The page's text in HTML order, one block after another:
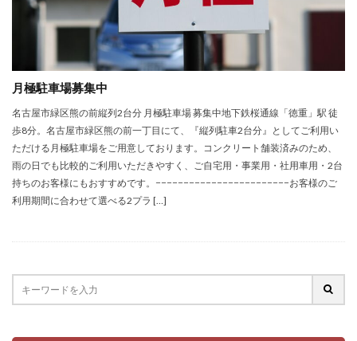
月極駐車場募集中
名古屋市緑区熊の前縦列2台分 月極駐車場 募集中地下鉄桜通線「徳重」駅 徒
歩8分。名古屋市緑区熊の前一丁目にて、『縦列駐車2台分』としてご利用い
ただける月極駐車場をご用意しております。コンクリート舗装済みのため、
雨の日でも比較的ご利用いただきやすく、ご自宅用・事業用・社用車用・2台
持ちのお客様にもおすすめです。−−−−−−−−−−−−−−−−−−−−−−−−お客様のご
利用期間に合わせて選べる2プラ […]